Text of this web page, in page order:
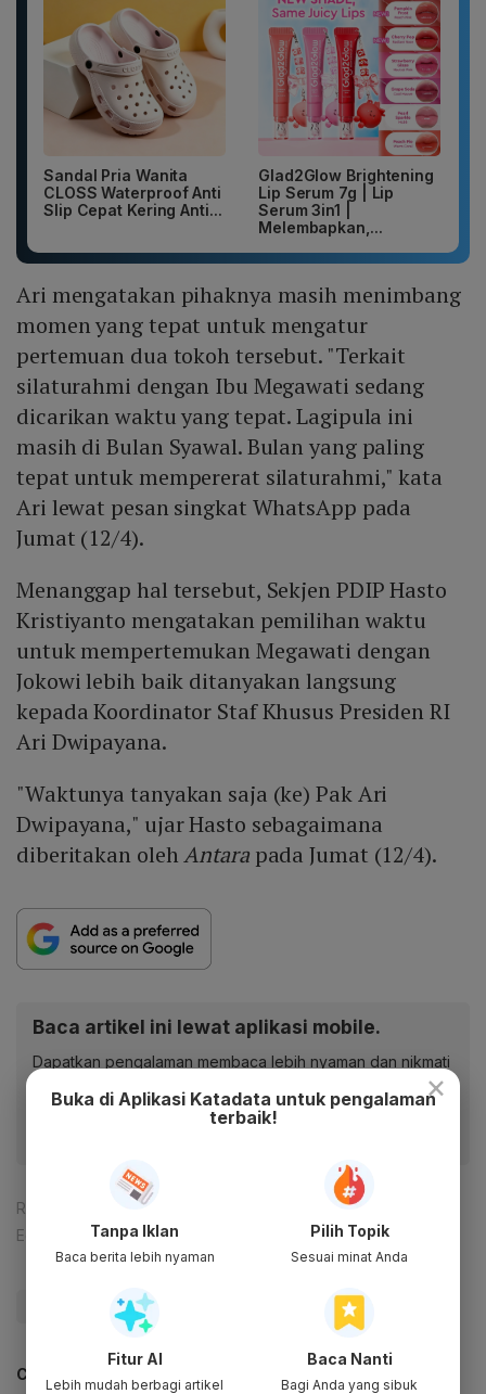
Sandal Pria Wanita
CLOSS Waterproof Anti
Slip Cepat Kering Anti...
Glad2Glow Brightening
Lip Serum 7g | Lip
Serum 3in1 |
Melembapkan,...
Ari mengatakan pihaknya masih menimbang
momen yang tepat untuk mengatur
pertemuan dua tokoh tersebut. "Terkait
silaturahmi dengan Ibu Megawati sedang
dicarikan waktu yang tepat. Lagipula ini
masih di Bulan Syawal. Bulan yang paling
tepat untuk mempererat silaturahmi," kata
Ari lewat pesan singkat WhatsApp pada
Jumat (12/4).
Menanggap hal tersebut, Sekjen PDIP Hasto
Kristiyanto mengatakan pemilihan waktu
untuk mempertemukan Megawati dengan
Jokowi lebih baik ditanyakan langsung
kepada Koordinator Staf Khusus Presiden RI
Ari Dwipayana.
"Waktunya tanyakan saja (ke) Pak Ari
Dwipayana," ujar Hasto sebagaimana
diberitakan olehAntarapada Jumat (12/4).
Baca artikel ini lewat aplikasi mobile.
Dapatkan pengalaman membaca lebih nyaman dan nikmati
Reporter:
Muhamad Fajar Riyandanu
Editor:
Ameidyo Daud Nasution
#megawati #Update Me
CEK JUGA DATA INI
×
Buka di Aplikasi Katadata untuk pengalaman
terbaik!
Tanpa Iklan
Baca berita lebih nyaman
Pilih Topik
Sesuai minat Anda
Fitur AI
Lebih mudah berbagi artikel
Baca Nanti
Bagi Anda yang sibuk